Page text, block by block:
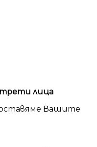
трети лица
Вашите